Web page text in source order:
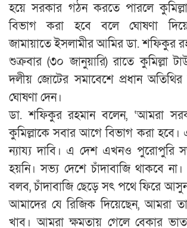
হয়ে সরকার গঠন করতে পারলে
বিভাগ করা হবে বলে ঘোষণা
জামায়াতে ইসলামীর আমির ডা. শফিকুর
শুক্রবার (৩০ জানুয়ারি) রাতে কুমিল্লা
দলীয় জোটের সমাবেশে প্রধান অতিথির
ঘোষণা দেন।
ডা. শফিকুর রহমান বলেন, ‘আমরা
কুমিল্লাকে সবার আগে বিভাগ করা হবে।
ন্যায্য দাবি। এ দেশ এখনও পুরোপুরি
হয়নি। সভ্য দেশে চাঁদাবাজি থাকবে
বলব, চাঁদাবাজি ছেড়ে সৎ পথে ফিরে
আমাদের যে রিজিক দিয়েছেন, আমরা
খাব। আমরা ক্ষমতায় গেলে বেকার